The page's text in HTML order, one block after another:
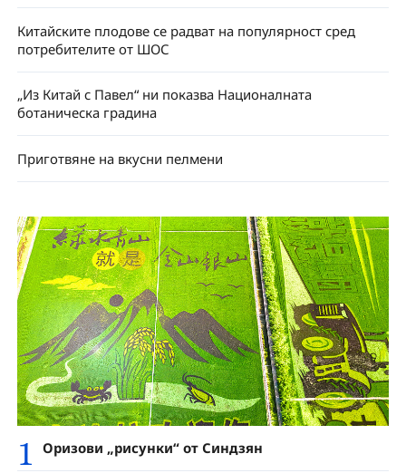
Китайските плодове се радват на популярност сред
потребителите от ШОС
„Из Китай с Павел“ ни показва Националната
ботаническа градина
Приготвяне на вкусни пелмени
1 Оризови „рисунки“ от Синдзян